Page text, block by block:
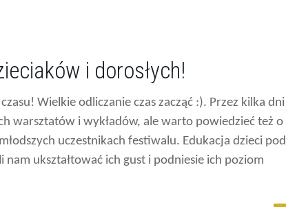
i dorosłych!
Wielkie odliczanie czas zacząć :). Przez kilka dni
warsztatów i wykładów, ale warto powiedzieć też o
uczestnikach festiwalu. Edukacja dzieci pod
ukształtować ich gust i podniesie ich poziom